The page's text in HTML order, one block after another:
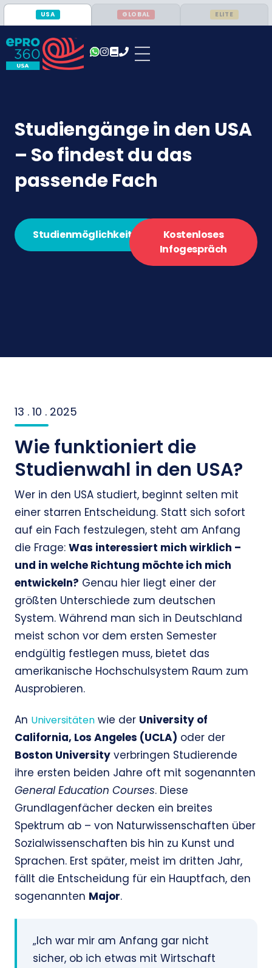
USA GLOBAL ELITE
Studiengänge in den USA
– So findest du das
passende Fach
Studienmöglichkeiten
Kostenloses
Infogespräch
13 . 10 . 2025
Wie funktioniert die
Studienwahl in den USA?
Wer in den USA studiert, beginnt selten mit
einer starren Entscheidung. Statt sich sofort
auf ein Fach festzulegen, steht am Anfang
die Frage: Was interessiert mich wirklich –
und in welche Richtung möchte ich mich
entwickeln? Genau hier liegt einer der
größten Unterschiede zum deutschen
System. Während man sich in Deutschland
meist schon vor dem ersten Semester
endgültig festlegen muss, bietet das
amerikanische Hochschulsystem Raum zum
Ausprobieren.
An Universitäten wie der University of
California, Los Angeles (UCLA) oder der
Boston University verbringen Studierende
ihre ersten beiden Jahre oft mit sogenannten
General Education Courses. Diese
Grundlagenfächer decken ein breites
Spektrum ab – von Naturwissenschaften über
Sozialwissenschaften bis hin zu Kunst und
Sprachen. Erst später, meist im dritten Jahr,
fällt die Entscheidung für ein Hauptfach, den
sogenannten Major.
„Ich war mir am Anfang gar nicht
sicher, ob ich etwas mit Wirtschaft